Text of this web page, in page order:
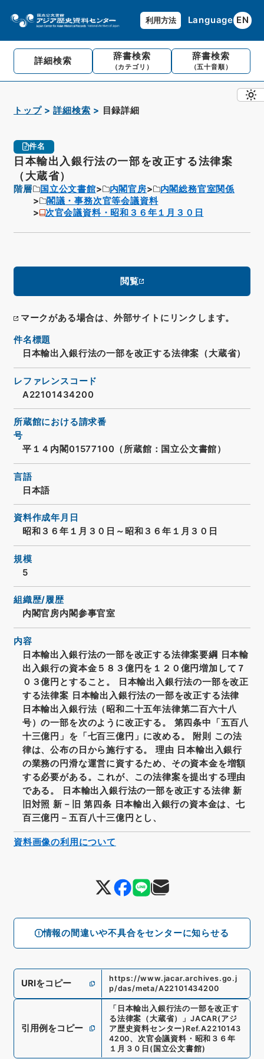
利用方法 Language EN
詳細検索 辞書検索
（カテゴリ）
辞書検索
（五十音順）
トップ 詳細検索 目録詳細
件名
日本輸出入銀行法の一部を改正する法律案
（大蔵省）
階層 国立公文書館 内閣官房
内閣総務官室関係
閣議・事務次官等会議資料
次官会議資料・昭和３６年１月３０日
閲覧
マークがある場合は、外部サイトにリンクします。
情報の間違いや不具合をセンターに知らせる
件名標題
日本輸出入銀行法の一部を改正する法律案（大蔵省）
レファレンスコード
A22101434200
所蔵館における請求番
号
平１４内閣01577100（所蔵館：国立公文書館）
言語
日本語
資料作成年月日
昭和３６年１月３０日～昭和３６年１月３０日
規模
5
組織歴/履歴
内閣官房内閣参事官室
内容
日本輸出入銀行法の一部を改正する法律案要綱 日本輸
出入銀行の資本金５８３億円を１２０億円増加して７
０３億円とすること。 日本輸出入銀行法の一部を改正
する法律案 日本輸出入銀行法の一部を改正する法律
日本輸出入銀行法（昭和二十五年法律第二百六十八
号）の一部を次のように改正する。 第四条中「五百八
十三億円」を「七百三億円」に改める。 附則 この法
律は、公布の日から施行する。 理由 日本輸出入銀行
の業務の円滑な運営に資するため、その資本金を増額
する必要がある。これが、この法律案を提出する理由
である。 日本輸出入銀行法の一部を改正する法律 新
旧対照 新－旧 第四条 日本輸出入銀行の資本金は、七
百三億円－五百八十三億円とし、
URIをコピー
https://www.jacar.archives.go.j
p/das/meta/A22101434200
引用例をコピー
「 日本輸出入銀行法の一部を改正す
る法律案（大蔵省）
」 JACAR(アジ
ア歴史資料センター) Ref.A2210143
4200、 次官会議資料・昭和３６年
１月３０日 (国立公文書館)
資料画像の利用について